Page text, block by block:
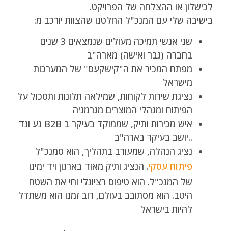
לכישלון או ההצלחה של הפרויקט.
בישיבה שלי עם המנכ"ל החלטנו שהצוות יורכב מ:
שני אנשי תמיכה מעולים שנמצאים 3 שנים
בחברה (גבר ואישה) מארה"ב
מפתח המכיר את ה"קישקעס" של המערכות
מישראל
נציגת שירות לקוחות, שמילאה תלונות ותסכול על
הפיתוח ומנהלי המוצרים מגרמניה
איש מכירות ותיק, שממוקד בעיקר ב B2B נע ונד
..יושב בעיקר בארה"ב
נציג הנהלה, שמעורב בתהליך, הוא סמנכ"ל
פיתוח עסקי. הנציג ותיק מאוד בארגון ויד ימינו
של המנכ"ל. הוא טיפוס רציונלי וחי את השטח
היטב. הוא מסתובב בעולם, רוב זמנו הוא משתדל
להיות בישראל